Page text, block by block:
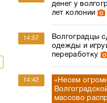
денег у
лет колонии
14:57
Волгоградцы
одежды и
переработку
14:42
«Несем
массово